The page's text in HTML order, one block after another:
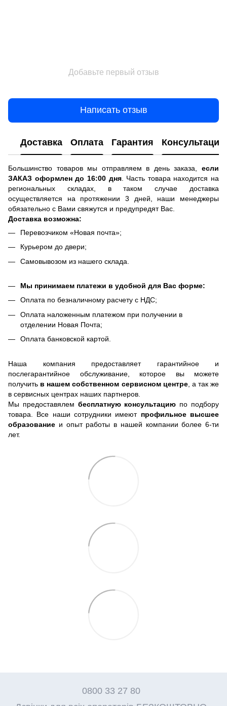
Добавьте первый отзыв
Написать отзыв
Доставка Оплата Гарантия Консультация
Большинство товаров мы отправляем в день заказа, если
ЗАКАЗ оформлен до 16:00 дня. Часть товара находится на
региональных складах, в таком случае доставка
осуществляется на протяжении 3 дней, наши менеджеры
обязательно с Вами свяжутся и предупредят Вас.
Доставка возможна:
Перевозчиком «Новая почта»;
Курьером до двери;
Самовывозом из нашего склада.
Мы принимаем платежи в удобной для Вас форме:
Оплата по безналичному расчету с НДС;
Оплата наложенным платежом при получении в
отделении Новая Почта;
Оплата банковской картой.
Наша компания предоставляет гарантийное и
послегарантийное обслуживание, которое вы можете
получить в нашем собственном сервисном центре, а так же
в сервисных центрах наших партнеров.
Мы предоставялем бесплатную консультацию по подбору
товара. Все наши сотрудники имеют профильное высшее
образование и опыт работы в нашей компании более 6-ти
лет.
0800 33 27 80